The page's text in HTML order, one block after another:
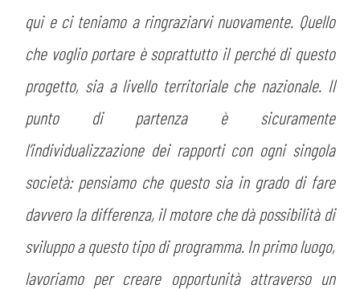
qui e ci teniamo a ringraziarvi nuovamente. Quello
che voglio portare è soprattutto il perché di questo
progetto, sia a livello territoriale che nazionale. Il
punto di partenza è sicuramente
l’individualizzazione dei rapporti con ogni singola
società: pensiamo che questo sia in grado di fare
davvero la differenza, il motore che dà possibilità di
sviluppo a questo tipo di programma. In primo luogo,
lavoriamo per creare opportunità attraverso un